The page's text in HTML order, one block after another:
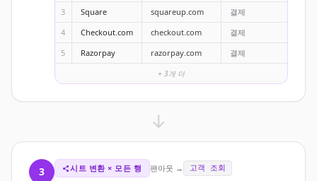
3
Square squareup.com
결제
4
Checkout.com checkout.com
결제
5
Razorpay razorpay.com 결제
+ 3개 더
3 시트 변환 × 모든 행 팬아웃 → 고객 조회